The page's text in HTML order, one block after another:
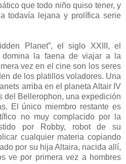
que todo niño quiso tener, y
todavía lejana y prolífica serie
Planet”, el siglo XXIII, el
domina la faena de viajar a la
vez en el cine son los seres
de los platillos voladores. Una
arriba en el planeta Altair IV
del Bellerophon, una expedición
El único miembro restante es
no muy complacido por la
por Robby, robot de su
cualquier materia copiando
por su hija Altaira, nacida allí,
ve por primera vez a hombres